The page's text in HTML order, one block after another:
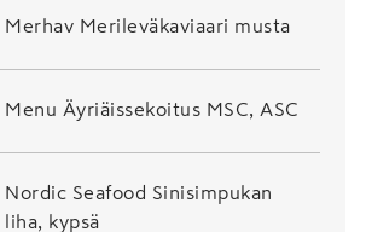
Merhav Merileväkaviaari musta
Menu Äyriäissekoitus MSC, ASC
Nordic Seafood Sinisimpukan
liha, kypsä